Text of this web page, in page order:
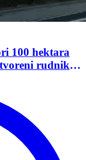
100 hektara
rudnik